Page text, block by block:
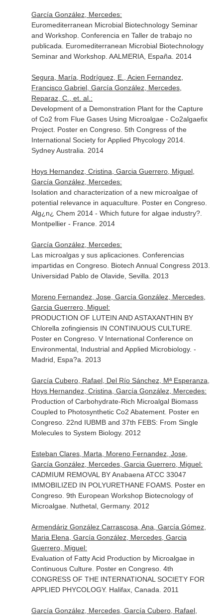
García González, Mercedes:
Euromediterranean Microbial Biotechnology Seminar
and Workshop. Conferencia en Taller de trabajo no
publicada. Euromediterranean Microbial Biotechnology
Seminar and Workshop. AALMERIA, España. 2014
Segura, María, Rodríguez, E., Acien Fernandez,
Francisco Gabriel, García González, Mercedes,
Reparaz, C., et. al.:
Development of a Demonstration Plant for the Capture
of Co2 from Flue Gases Using Microalgae - Co2algaefix
Project. Poster en Congreso. 5th Congress of the
International Society for Applied Phycology 2014.
Sydney Australia. 2014
Hoys Hernandez, Cristina, Garcia Guerrero, Miguel,
García González, Mercedes:
Isolation and characterization of a new microalgae of
potential relevance in aquaculture. Poster en Congreso.
Alg¿n¿ Chem 2014 - Which future for algae industry?.
Montpellier - France. 2014
García González, Mercedes:
Las microalgas y sus aplicaciones. Conferencias
impartidas en Congreso. Biotech Annual Congress 2013.
Universidad Pablo de Olavide, Sevilla. 2013
Moreno Fernandez, Jose, García González, Mercedes,
Garcia Guerrero, Miguel:
PRODUCTION OF LUTEIN AND ASTAXANTHIN BY
Chlorella zofingiensis IN CONTINUOUS CULTURE.
Poster en Congreso. V International Conference on
Environmental, Industrial and Applied Microbiology. -
Madrid, Espa?a. 2013
García Cubero, Rafael, Del Río Sánchez, Mª Esperanza,
Hoys Hernandez, Cristina, García González, Mercedes:
Production of Carbohydrate-Rich Microalgal Biomass
Coupled to Photosynthetic Co2 Abatement. Poster en
Congreso. 22nd IUBMB and 37th FEBS: From Single
Molecules to System Biology. 2012
Esteban Clares, Marta, Moreno Fernandez, Jose,
García González, Mercedes, Garcia Guerrero, Miguel:
CADMIUM REMOVAL BY Anabaena ATCC 33047
IMMOBILIZED IN POLYURETHANE FOAMS. Poster en
Congreso. 9th European Workshop Biotecnology of
Microalgae. Nuthetal, Germany. 2012
Armendáriz González Carrascosa, Ana, García Gómez,
Maria Elena, García González, Mercedes, Garcia
Guerrero, Miguel:
Evaluation of Fatty Acid Production by Microalgae in
Continuous Culture. Poster en Congreso. 4th
CONGRESS OF THE INTERNATIONAL SOCIETY FOR
APPLIED PHYCOLOGY. Halifax, Canada. 2011
García González, Mercedes, García Cubero, Rafael,